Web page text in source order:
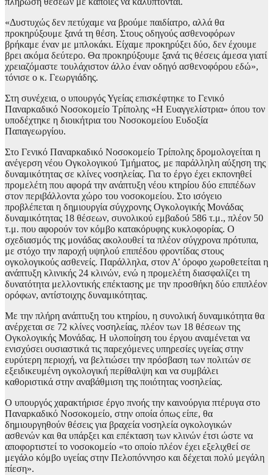
«Δυστυχώς δεν πετύχαμε να βρούμε παιδίατρο, αλλά θα
προκηρύξουμε ξανά τη θέση. Στους οδηγούς ασθενοφόρων
βρήκαμε έναν με μπλοκάκι. Είχαμε προκηρύξει δύο, δεν έχουμε
βρει ακόμα δεύτερο. Θα προκηρύξουμε ξανά τις θέσεις άμεσα γιατί
χρειαζόμαστε τουλάχιστον άλλο έναν οδηγό ασθενοφόρου εδώ»,
τόνισε ο κ. Γεωργιάδης.
Στη συνέχεια, ο υπουργός Υγείας επισκέφτηκε το Γενικό
Παναρκαδικό Νοσοκομείο Τρίπολης «Η Ευαγγελίστρια» όπου τον
υποδέχτηκε η διοικήτρια του Νοσοκομείου Ευδοξία
Παπαγεωργίου.
Στο Γενικό Παναρκαδικό Νοσοκομείο Τρίπολης δρομολογείται η
ανέγερση νέου Ογκολογικού Τμήματος, με παράλληλη αύξηση της
δυναμικότητας σε κλίνες νοσηλείας. Για το έργο έχει εκπονηθεί
προμελέτη που αφορά την ανάπτυξη νέου κτηρίου δύο επιπέδων
στον περιβάλλοντα χώρο του νοσοκομείου. Στο ισόγειο
προβλέπεται η δημιουργία σύγχρονης Ογκολογικής Μονάδας
δυναμικότητας 18 θέσεων, συνολικού εμβαδού 586 τ.μ., πλέον 50
τ.μ. που αφορούν τον κόμβο κατακόρυφης κυκλοφορίας. Ο
σχεδιασμός της μονάδας ακολουθεί τα πλέον σύγχρονα πρότυπα,
με στόχο την παροχή υψηλού επιπέδου φροντίδας στους
ογκολογικούς ασθενείς. Παράλληλα, στον Α’ όροφο χωροθετείται η
ανάπτυξη κλινικής 24 κλινών, ενώ η προμελέτη διασφαλίζει τη
δυνατότητα μελλοντικής επέκτασης με την προσθήκη δύο επιπλέον
ορόφων, αντίστοιχης δυναμικότητας.
Με την πλήρη ανάπτυξη του κτηρίου, η συνολική δυναμικότητα θα
ανέρχεται σε 72 κλίνες νοσηλείας, πλέον των 18 θέσεων της
Ογκολογικής Μονάδας. Η υλοποίηση του έργου αναμένεται να
ενισχύσει ουσιαστικά τις παρεχόμενες υπηρεσίες υγείας στην
ευρύτερη περιοχή, να βελτιώσει την πρόσβαση των πολιτών σε
εξειδικευμένη ογκολογική περίθαλψη και να συμβάλει
καθοριστικά στην αναβάθμιση της ποιότητας νοσηλείας.
Ο υπουργός χαρακτήρισε έργο πνοής την καινούργια πτέρυγα στο
Παναρκαδικό Νοσοκομείο, στην οποία όπως είπε, θα
δημιουργηθούν θέσεις για βραχεία νοσηλεία ογκολογικών
ασθενών και θα υπάρξει και επέκταση των κλινών έτσι ώστε να
αποφορτιστεί το νοσοκομείο «το οποίο πλέον έχει εξελιχθεί σε
μεγάλο κόμβο υγείας στην Πελοπόννησο και δέχεται πολύ μεγάλη
πίεση».